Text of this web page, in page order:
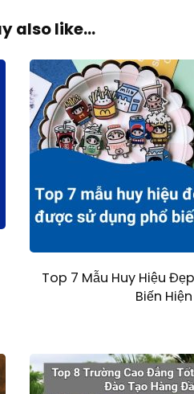
also like...
Top 7 Mẫu Huy Hiệu
Biến